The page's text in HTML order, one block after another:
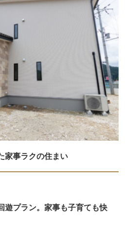
家事ラクの住まい
遊プラン。家事も子育ても快